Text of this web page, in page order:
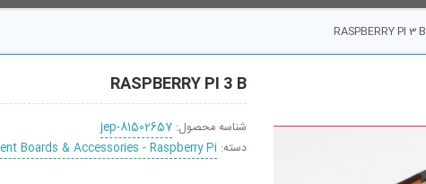
RASPBERRY PI 3 B
RASPBERRY PI 3 B
شناسه محصول: jep-81502657
دسته: Boards & Accessories - Raspberry Pi